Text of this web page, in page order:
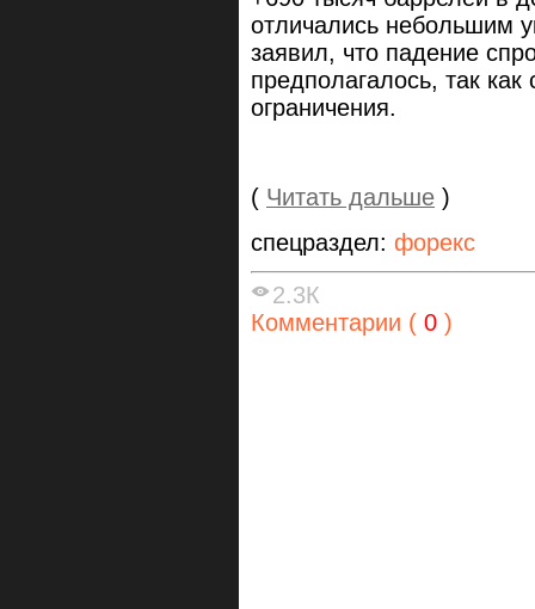
отличались небольшим
заявил, что падение
предполагалось, так
ограничения.
( Читать дальше )
спецраздел: форекс
2.3К
Комментарии ( 0 )